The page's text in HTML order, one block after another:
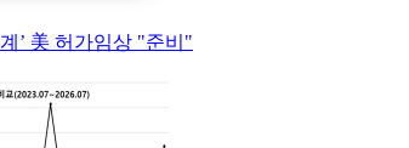
’ 美 허가임상 "준비"